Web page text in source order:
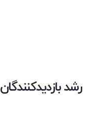
رشد بازدیدکنندگان